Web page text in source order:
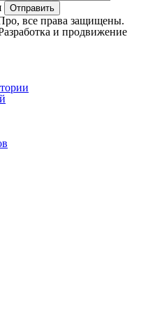
Отправить
все права защищены.
и продвижение